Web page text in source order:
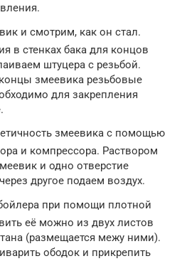
и смотрим, как он стал.
в стенках бака для концов
штуцера с резьбой.
змеевика резьбовые
для закрепления
змеевика с помощью
и компрессора. Раствором
и одно отверстие
другое подаем воздух.
при помощи плотной
её можно из двух листов
(размещается межу ними).
ободок и прикрепить